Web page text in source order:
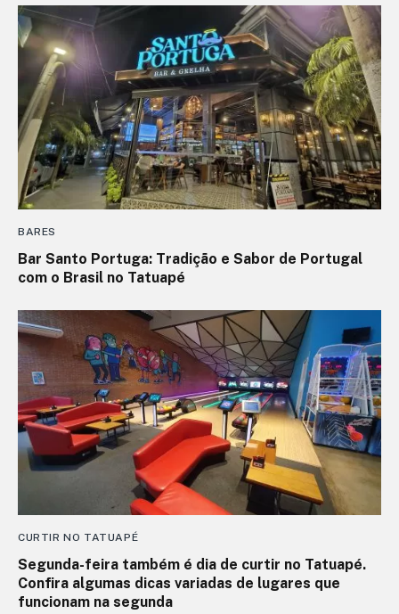
BARES
Bar Santo Portuga: Tradição e Sabor de Portugal
com o Brasil no Tatuapé
CURTIR NO TATUAPÉ
Segunda-feira também é dia de curtir no Tatuapé.
Confira algumas dicas variadas de lugares que
funcionam na segunda